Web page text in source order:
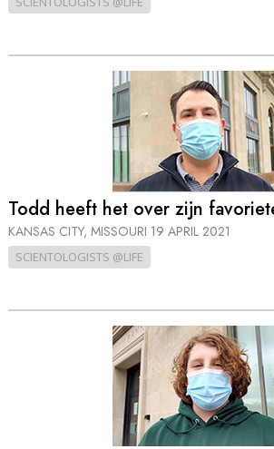
Todd heeft het over zijn
KANSAS CITY, MISSOURI 19 APRIL 2021
SCIENTOLOGISTS @LIFE